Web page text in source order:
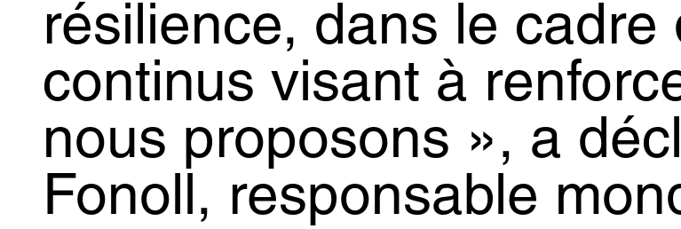
résilience, dans le cadre
continus visant à
nous proposons », a
Fonoll, responsable